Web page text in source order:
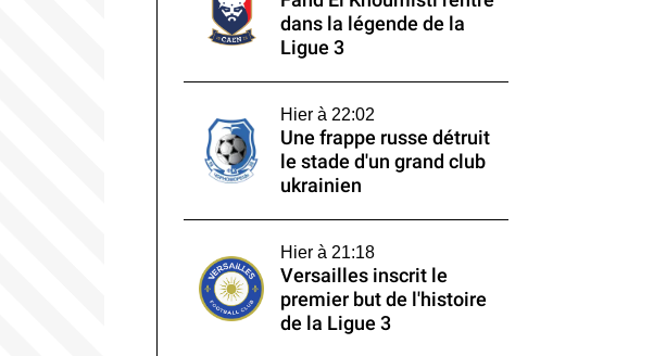
dans la légende de la
Ligue 3
Hier à 22:02
Une frappe russe détruit
le stade d'un grand club
ukrainien
Hier à 21:18
Versailles inscrit le
premier but de l'histoire
de la Ligue 3